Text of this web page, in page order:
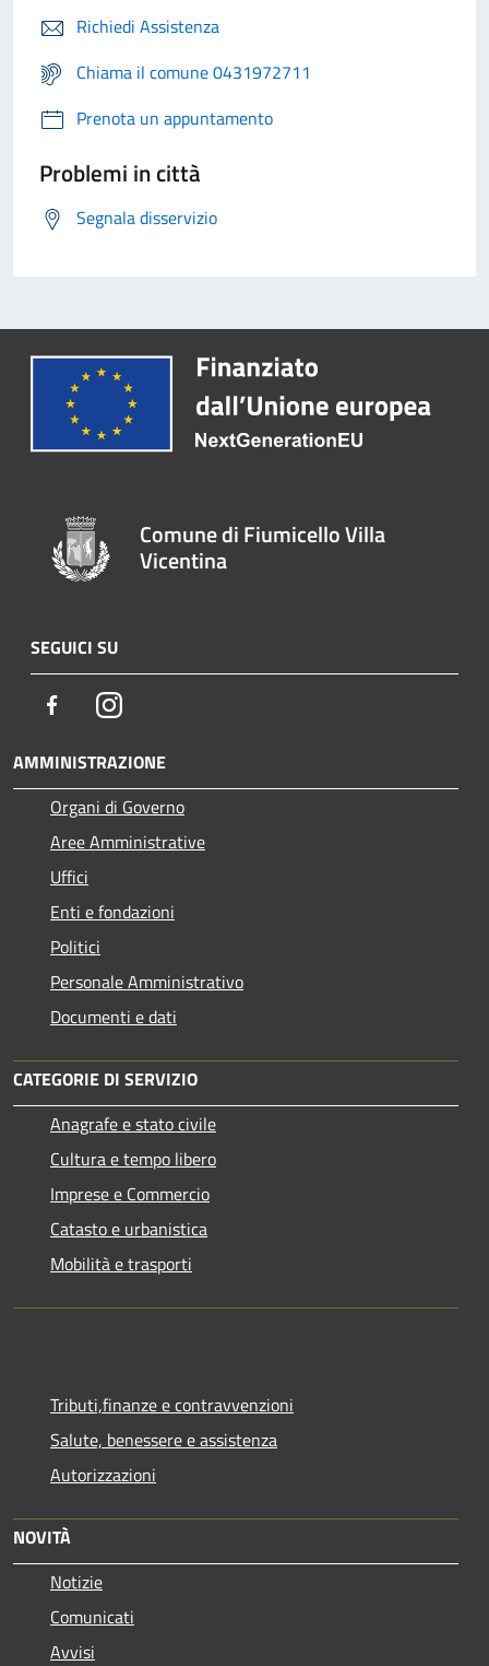
Richiedi Assistenza
Chiama il comune 0431972711
Prenota un appuntamento
Problemi in città
Segnala disservizio
Comune di Fiumicello Villa
Vicentina
SEGUICI SU
FacebookInstagram
AMMINISTRAZIONE
Organi di Governo
Aree Amministrative
Uffici
Enti e fondazioni
Politici
Personale Amministrativo
Documenti e dati
CATEGORIE DI SERVIZIO
Anagrafe e stato civile
Cultura e tempo libero
Imprese e Commercio
Catasto e urbanistica
Mobilità e trasporti
Tributi,finanze e contravvenzioni
Salute, benessere e assistenza
Autorizzazioni
NOVITÀ
Notizie
Comunicati
Avvisi